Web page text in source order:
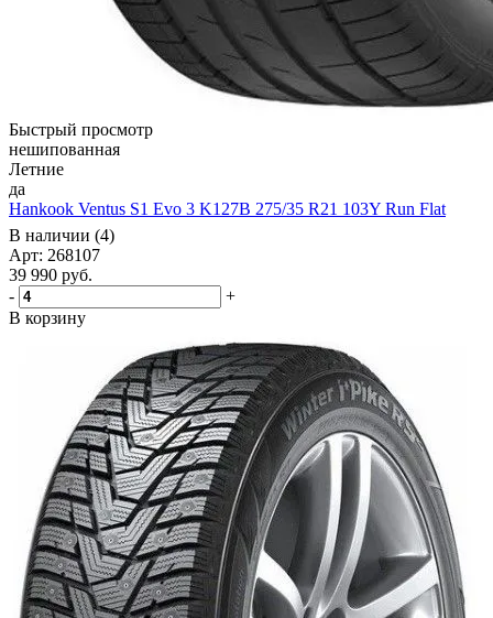
Быстрый просмотр
нешипованная
Летние
да
Hankook Ventus S1 Evo 3 K127B 275/35 R21 103Y Run Flat
В наличии (4)
Арт: 268107
39 990 руб.
-
+
В корзину